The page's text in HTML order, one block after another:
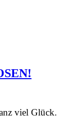
viel Glück.